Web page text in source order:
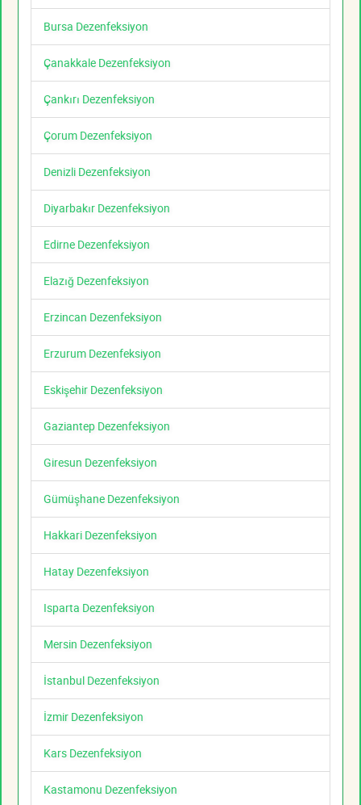
Bursa Dezenfeksiyon
Çanakkale Dezenfeksiyon
Çankırı Dezenfeksiyon
Çorum Dezenfeksiyon
Denizli Dezenfeksiyon
Diyarbakır Dezenfeksiyon
Edirne Dezenfeksiyon
Elazığ Dezenfeksiyon
Erzincan Dezenfeksiyon
Erzurum Dezenfeksiyon
Eskişehir Dezenfeksiyon
Gaziantep Dezenfeksiyon
Giresun Dezenfeksiyon
Gümüşhane Dezenfeksiyon
Hakkari Dezenfeksiyon
Hatay Dezenfeksiyon
Isparta Dezenfeksiyon
Mersin Dezenfeksiyon
İstanbul Dezenfeksiyon
İzmir Dezenfeksiyon
Kars Dezenfeksiyon
Kastamonu Dezenfeksiyon